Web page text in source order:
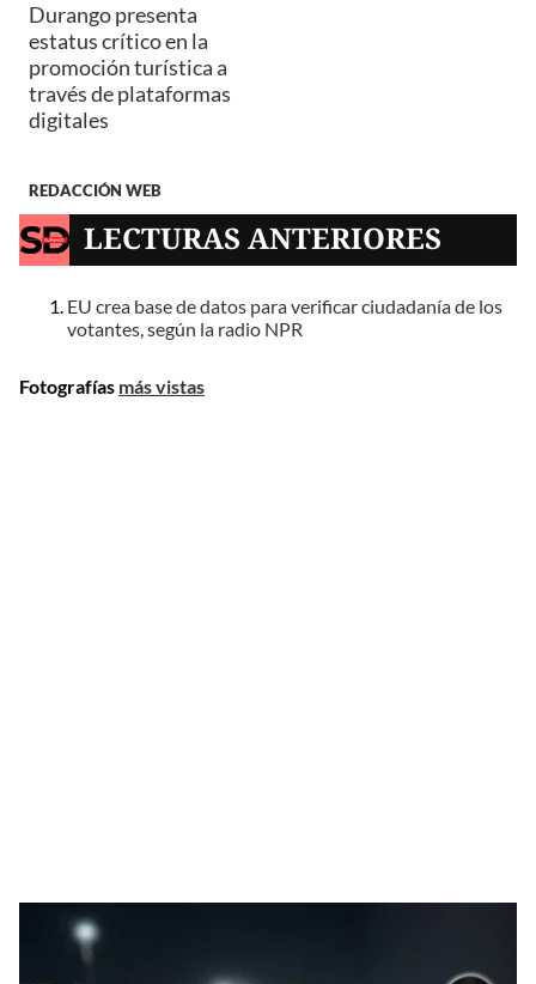
Durango presenta
estatus crítico en la
promoción turística a
través de plataformas
digitales
REDACCIÓN WEB
LECTURAS ANTERIORES
EU crea base de datos para verificar ciudadanía de los
votantes, según la radio NPR
Fotografías más vistas